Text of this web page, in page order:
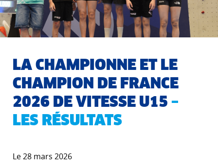
LA CHAMPIONNE ET LE
CHAMPION DE FRANCE
2026 DE VITESSE U15 –
LES RÉSULTATS
Le 28 mars 2026